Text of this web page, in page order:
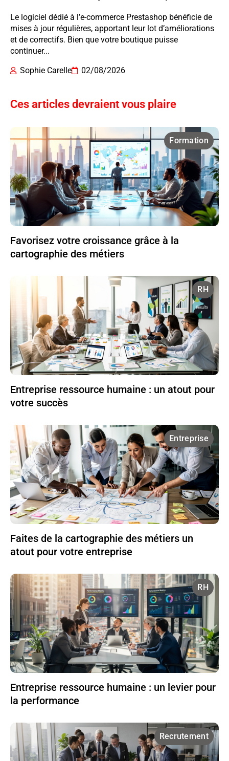
Le logiciel dédié à l’e-commerce Prestashop bénéficie de
mises à jour régulières, apportant leur lot d’améliorations
et de correctifs. Bien que votre boutique puisse
continuer...
Sophie Carelle
02/08/2026
Ces articles devraient vous plaire
Formation
Favorisez votre croissance grâce à la
cartographie des métiers
RH
Entreprise ressource humaine : un atout pour
votre succès
Entreprise
Faites de la cartographie des métiers un
atout pour votre entreprise
RH
Entreprise ressource humaine : un levier pour
la performance
Recrutement